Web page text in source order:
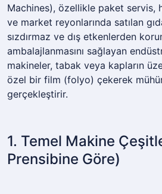
Machines), özellikle paket servis,
ve market reyonlarında satılan
sızdırmaz ve dış etkenlerden
ambalajlanmasını sağlayan
makineler, tabak veya kapların
özel bir film (folyo) çekerek
gerçekleştirir.
1. Temel Makine
Prensibine Göre)